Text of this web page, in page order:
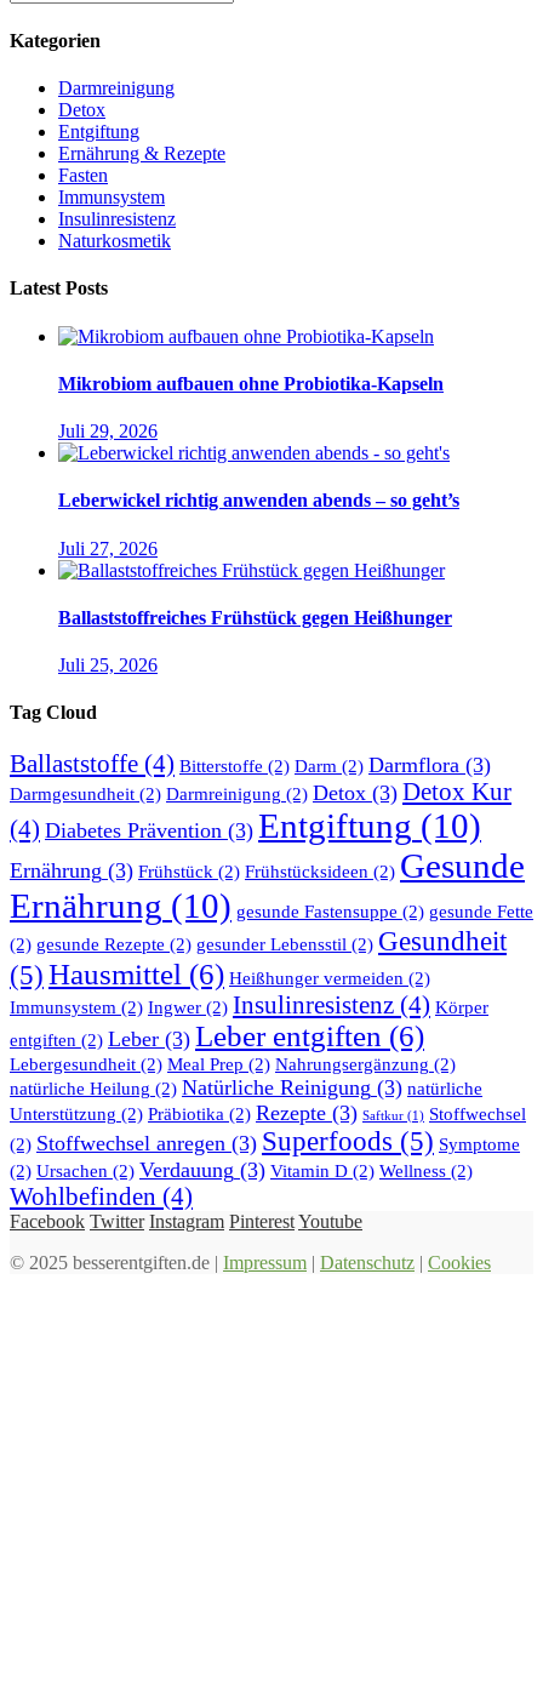
Kategorien
Darmreinigung
Detox
Entgiftung
Ernährung & Rezepte
Fasten
Immunsystem
Insulinresistenz
Naturkosmetik
Latest Posts
Mikrobiom aufbauen ohne Probiotika-Kapseln
Juli 29, 2026
Leberwickel richtig anwenden abends – so geht’s
Juli 27, 2026
Ballaststoffreiches Frühstück gegen Heißhunger
Juli 25, 2026
Tag Cloud
Ballaststoffe (4) Bitterstoffe (2) Darm (2) Darmflora (3)
Darmgesundheit (2) Darmreinigung (2) Detox (3) Detox Kur
(4) Diabetes Prävention (3) Entgiftung (10)
Ernährung (3) Frühstück (2) Frühstücksideen (2) Gesunde
Ernährung (10) gesunde Fastensuppe (2) gesunde Fette
(2) gesunde Rezepte (2) gesunder Lebensstil (2) Gesundheit
(5) Hausmittel (6) Heißhunger vermeiden (2)
Immunsystem (2) Ingwer (2) Insulinresistenz (4) Körper
entgiften (2) Leber (3) Leber entgiften (6)
Lebergesundheit (2) Meal Prep (2) Nahrungsergänzung (2)
natürliche Heilung (2) Natürliche Reinigung (3) natürliche
Unterstützung (2) Präbiotika (2) Rezepte (3) Saftkur (1) Stoffwechsel
(2) Stoffwechsel anregen (3) Superfoods (5) Symptome
(2) Ursachen (2) Verdauung (3) Vitamin D (2) Wellness (2)
Wohlbefinden (4)
Facebook Twitter Instagram PinterestYoutube
© 2025 besserentgiften.de | Impressum | Datenschutz | Cookies